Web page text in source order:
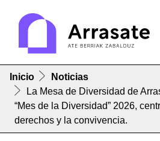
Inicio
Noticias
La Mesa de Diversidad de
“Mes de la Diversidad” 2026,
derechos y la convivencia.